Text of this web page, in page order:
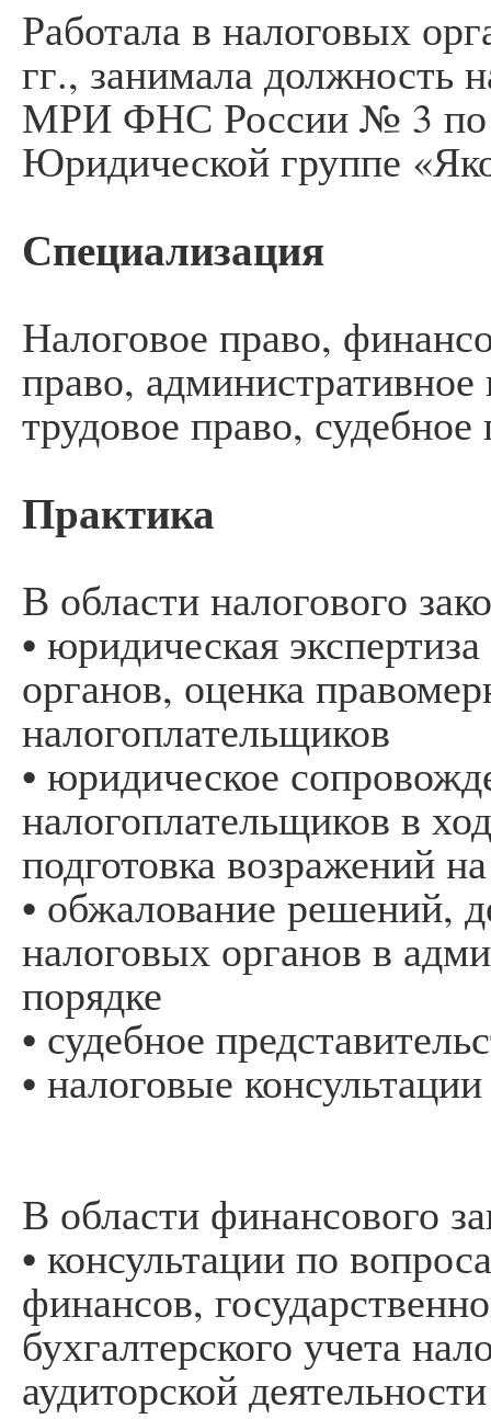
Работала в налоговых
гг., занимала должность
МРИ ФНС России № 3 по
Юридической группе
Специализация
Налоговое право,
право,
трудовое право, судебное
Практика
В области налогового
• юридическая
органов, оценка
налогоплательщиков
• юридическое
налогоплательщиков в
подготовка возражений
• обжалование решений,
налоговых органов в
порядке
• судебное
• налоговые консультации
В области финансового
• консультации по
финансов,
бухгалтерского учета
аудиторской деятельности